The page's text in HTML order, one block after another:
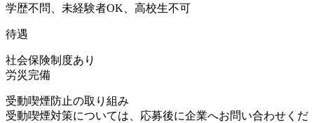
学歴不問、未経験者OK、高校生不可
待遇
社会保険制度あり
労災完備
受動喫煙防止の取り組み
受動喫煙対策については、応募後に企業へお問い合わせくだ